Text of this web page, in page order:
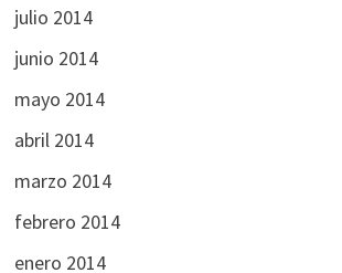
julio 2014
junio 2014
mayo 2014
abril 2014
marzo 2014
febrero 2014
enero 2014